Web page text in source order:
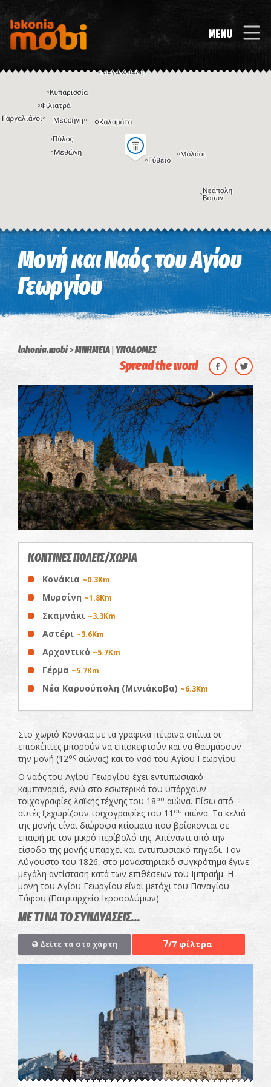
MENU
Η εικόνα ενδέχεται να υπόκειται σε πνευματικά δικαιώματα Όροι
Μονή και Ναός του Αγίου
Γεωργίου
lakonia.mobi ΜΝΗΜΕΙΑ| ΥΠΟΔΟΜΕΣ
Spread the word
ΚΟΝΤΙΝΕΣ ΠΟΛΕΙΣ/ΧΩΡΙΑ
Κονάκια ~0.3Km
Μυρσίνη ~1.8Km
Σκαμνάκι ~3.3Km
Αστέρι ~3.6Km
Αρχοντικό ~5.7Km
Γέρμα ~5.7Km
Νέα Καρυούπολη (Μινιάκοβα) ~6.3Km
Στο χωριό Κονάκια με τα γραφικά πέτρινα σπίτια οι
επισκέπτες μπορούν να επισκεφτούν και να θαυμάσουν
την μονή (12ος αιώνας) και το ναό του Αγίου Γεωργίου.
Ο ναός του Αγίου Γεωργίου έχει εντυπωσιακό
καμπαναριό, ενώ στο εσωτερικό του υπάρχουν
τοιχογραφίες λαϊκής τέχνης του 18ου αιώνα. Πίσω από
αυτές ξεχωρίζουν τοιχογραφίες του 11 ου αιώνα. Τα κελιά
της μονής είναι διώροφα κτίσματα που βρίσκονται σε
επαφή με τον μικρό περίβολό της. Απέναντι από την
είσοδο της μονής υπάρχει και εντυπωσιακό πηγάδι. Τον
Αύγουστο του 1826, στο μοναστηριακό συγκρότημα έγινε
μεγάλη αντίσταση κατά των επιθέσεων του Ιμπραήμ. Η
μονή του Αγίου Γεωργίου είναι μετόχι του Παναγίου
Τάφου (Πατριαρχείο Ιεροσολύμων).
ΜΕ ΤΙ ΝΑ ΤΟ ΣΥΝΔΥΑΣΕΙΣ...
Δείτε τα στο χάρτη 7/7 φίλτρα